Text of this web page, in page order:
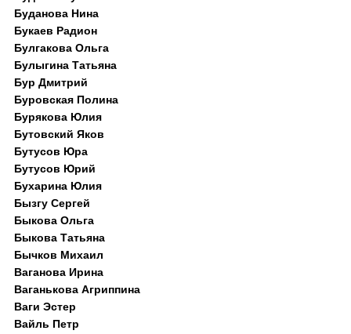
Буданова Нина
Букаев Радион
Булгакова Ольга
Булыгина Татьяна
Бур Дмитрий
Буровская Полина
Бурякова Юлия
Бутовский Яков
Бутусов Юра
Бутусов Юрий
Бухарина Юлия
Бызгу Сергей
Быкова Ольга
Быкова Татьяна
Бычков Михаил
Ваганова Ирина
Ваганькова Агриппина
Ваги Эстер
Вайль Петр